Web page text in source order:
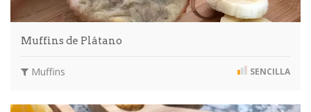
Muffins de Plátano
Muffins SENCILLA